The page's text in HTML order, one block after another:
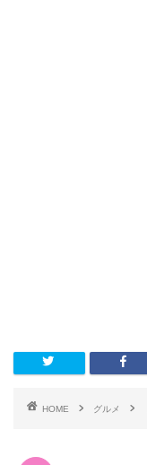
HOME グルメ